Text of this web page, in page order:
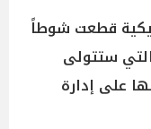
قطعت شوطاً
ستتولى
على إدارة